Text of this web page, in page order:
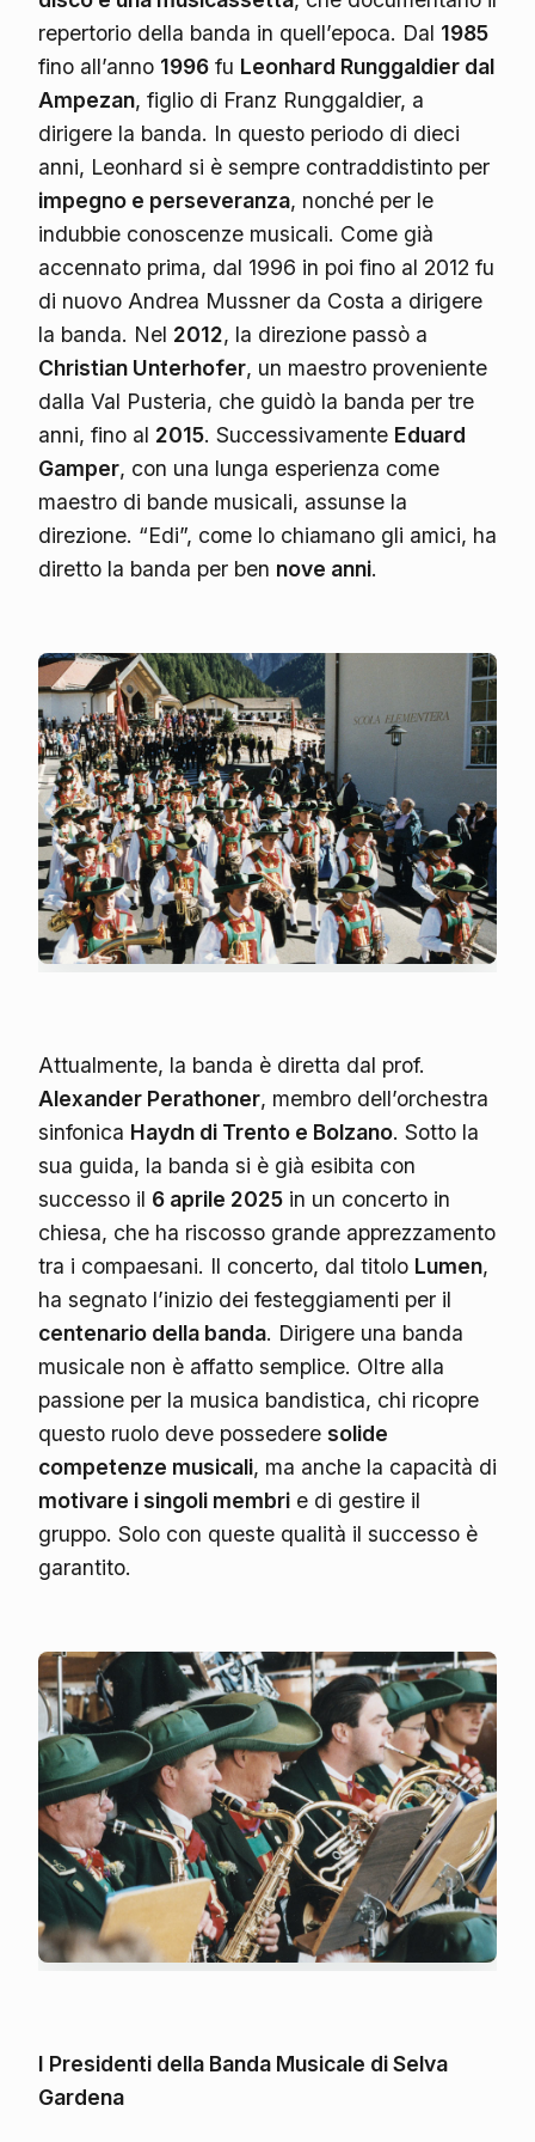
repertorio della banda in quell’epoca. Dal 1985
fino all’anno 1996 fu Leonhard Runggaldier dal
Ampezan, figlio di Franz Runggaldier, a
dirigere la banda. In questo periodo di dieci
anni, Leonhard si è sempre contraddistinto per
impegno e perseveranza, nonché per le
indubbie conoscenze musicali. Come già
accennato prima, dal 1996 in poi fino al 2012 fu
di nuovo Andrea Mussner da Costa a dirigere
la banda. Nel 2012, la direzione passò a
Christian Unterhofer, un maestro proveniente
dalla Val Pusteria, che guidò la banda per tre
anni, fino al 2015. Successivamente Eduard
Gamper, con una lunga esperienza come
maestro di bande musicali, assunse la
direzione. “Edi”, come lo chiamano gli amici, ha
diretto la banda per ben nove anni.
Attualmente, la banda è diretta dal prof.
Alexander Perathoner, membro dell’orchestra
sinfonica Haydn di Trento e Bolzano. Sotto la
sua guida, la banda si è già esibita con
successo il 6 aprile 2025 in un concerto in
chiesa, che ha riscosso grande apprezzamento
tra i compaesani. Il concerto, dal titolo Lumen,
ha segnato l’inizio dei festeggiamenti per il
centenario della banda. Dirigere una banda
musicale non è affatto semplice. Oltre alla
passione per la musica bandistica, chi ricopre
questo ruolo deve possedere solide
competenze musicali, ma anche la capacità di
motivare i singoli membri e di gestire il
gruppo. Solo con queste qualità il successo è
garantito.
I Presidenti della Banda Musicale di Selva
Gardena